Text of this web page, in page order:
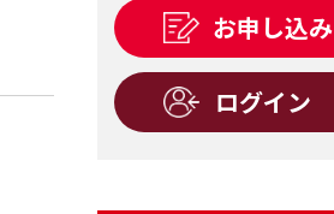
お申し込み
ログイン